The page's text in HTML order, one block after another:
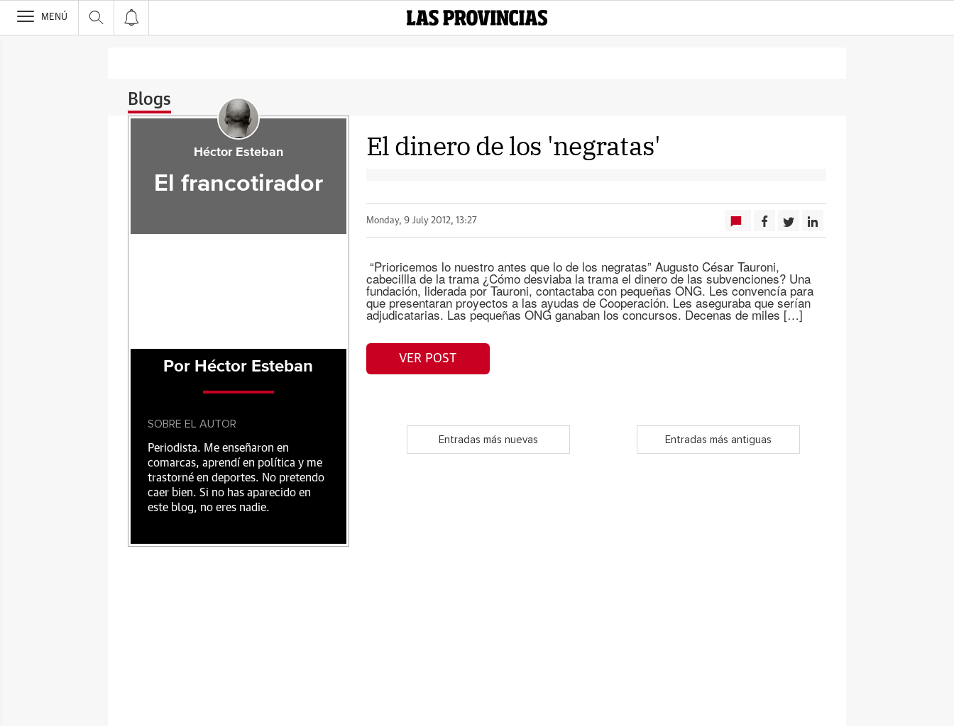
>
MENÚ
Blogs
El dinero de los 'negratas'
Monday, 9 July 2012, 13:27
“Prioricemos lo nuestro antes que lo de los negratas” Augusto César Tauroni,
cabecillla de la trama ¿Cómo desviaba la trama el dinero de las subvenciones? Una
fundación, liderada por Tauroni, contactaba con pequeñas ONG. Les convencía para
que presentaran proyectos a las ayudas de Cooperación. Les aseguraba que serían
adjudicatarias. Las pequeñas ONG ganaban los concursos. Decenas de miles […]
VER POST
Entradas más nuevas Entradas más antiguas
Héctor Esteban
El francotirador
Por Héctor Esteban
SOBRE EL AUTOR
Periodista. Me enseñaron en
comarcas, aprendí en política y me
trastorné en deportes. No pretendo
caer bien. Si no has aparecido en
este blog, no eres nadie.